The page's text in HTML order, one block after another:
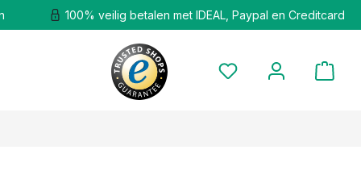
100% veilig betalen met IDEAL, Paypal en Creditcard